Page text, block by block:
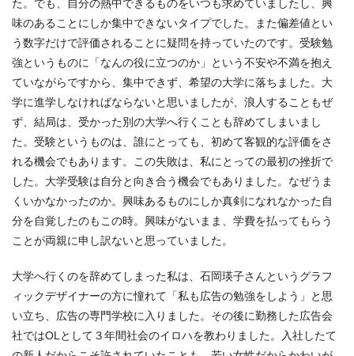
た。でも、自分の熱中できるものをいつも求めていましたし、興
味のあることにしか集中できないタイプでした。また偏差値とい
う数字だけで評価されることに疑問を持っていたのです。受験勉
強というものに「なんの役に立つのか」という不安や不満を抱え
ていながらですから、集中できず、希望の大学に落ちました。大
学に進学しなければならないと思いましたが、浪人することもぜ
ず、結局は、受かった別の大学へ行くことも辞めてしまいまし
た。受験というものは、誰にとっても、初めて客観的な評価をさ
れる機会でもあります。この失敗は、私にとっての最初の挫折で
した。大学受験は自分と向き合う機会でもありました。なぜうま
くいかなかったのか。興味あるものにしか真剣になれなかった自
分を自覚したのもこの時。興味がないまま、学費を払ってもらう
ことが両親に申し訳ないと思っていました。
大学へ行くのを辞めてしまった私は、石岡瑛子さんというグラフ
ィックデザイナーの方に憧れて「私も広告の勉強をしよう」と思
い立ち、広告の専門学校に入りました。その後に勤務した広告会
社ではOLとして３年間社会のイロハを教わりました。入社したて